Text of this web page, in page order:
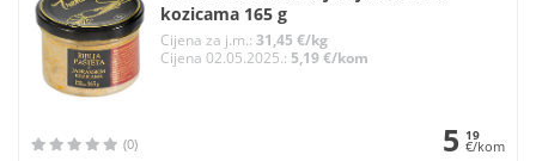
kozicama 165 g
Cijena za j.m.:31,45 €/kg
Cijena 02.05.2025.:5,19 €/kom
(0) 5 19
€/kom